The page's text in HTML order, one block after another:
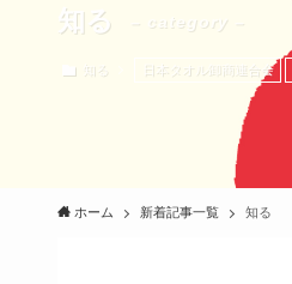
知る – category –
知る 日本タオル卸商連合会
ホーム 新着記事一覧 知る